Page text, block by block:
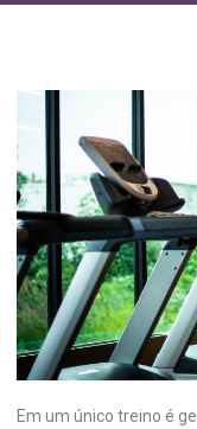
Em um único treino é